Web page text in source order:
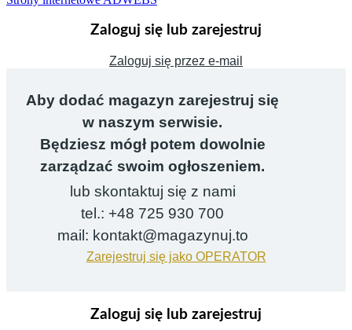
Zaloguj się lub zarejestruj
Zaloguj się przez e-mail
Aby dodać magazyn zarejestruj się
w naszym serwisie.
Będziesz mógł potem dowolnie
zarządzać swoim ogłoszeniem.
lub skontaktuj się z nami
tel.: +48 725 930 700
mail: kontakt@magazynuj.to
Zarejestruj się jako OPERATOR
Zaloguj się lub zarejestruj